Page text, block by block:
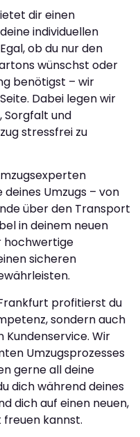
dir einen
individuellen
ob du nur den
wünschst oder
benötigst – wir
Dabei legen wir
Sorgfalt und
stressfrei zu
Umzugs – von
über den Transport
in deinem neuen
hochwertige
sicheren
profitierst du
sondern auch
Wir
Umzugsprozesses
gerne all deine
dich während deines
dich auf einen neuen,
kannst.